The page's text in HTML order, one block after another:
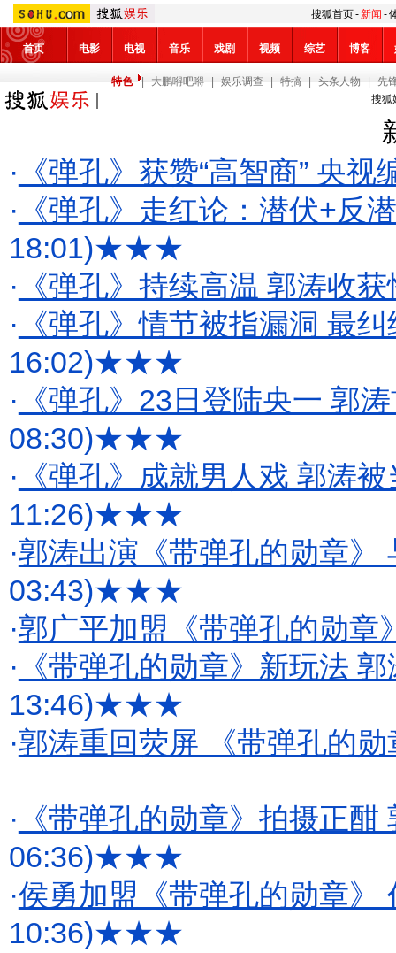
搜狐首页-新闻 -
首页 电影 电视 音乐 戏剧 视频 综艺 博客
特色 大鹏嘚吧嘚 娱乐调查 特搞 头条人物
先
搜狐
· 《弹孔》获赞“高智商” 央视
· 《弹孔》走红论：潜伏+反
18:01)★★★
· 《弹孔》持续高温 郭涛收
· 《弹孔》情节被指漏洞 最
16:02)★★★
· 《弹孔》23日登陆央一 郭
08:30)★★★
· 《弹孔》成就男人戏 郭涛
11:26)★★★
·郭涛出演《带弹孔的勋章》
03:43)★★★
·郭广平加盟《带弹孔的勋章
· 《带弹孔的勋章》新玩法
13:46)★★★
·郭涛重回荧屏 《带弹孔的
· 《带弹孔的勋章》拍摄正
06:36)★★★
·侯勇加盟《带弹孔的勋章》
10:36)★★★